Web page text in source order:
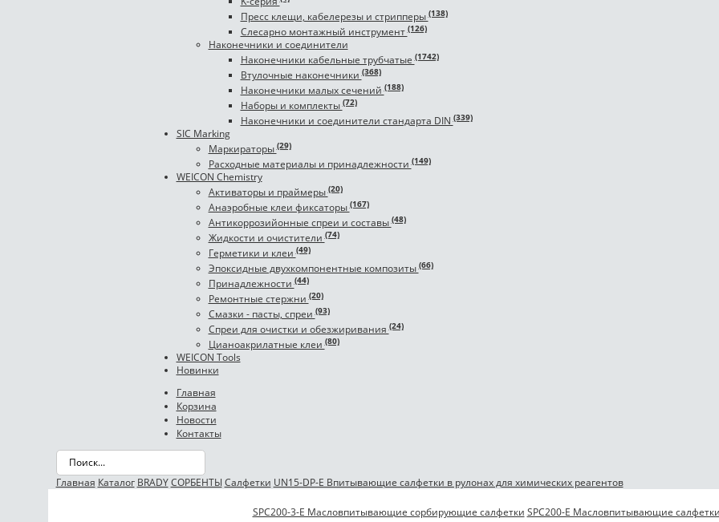
Пресс клещи, кабелерезы и стрипперы(138)
Слесарно монтажный инструмент(126)
Наконечники и соединители
Наконечники кабельные трубчатые(1742)
Втулочные наконечники(368)
Наконечники малых сечений(188)
Наборы и комплекты(72)
Наконечники и соединители стандарта DIN(339)
SIC Marking
Маркираторы(29)
Расходные материалы и принадлежности(149)
WEICON Chemistry
Активаторы и праймеры(20)
Анаэробные клеи фиксаторы(167)
Антикоррозийонные спреи и составы(48)
Жидкости и очистители(74)
Герметики и клеи(49)
Эпоксидные двухкомпонентные композиты(66)
Принадлежности(44)
Ремонтные стержни(20)
Смазки - пасты, спреи(93)
Спреи для очистки и обезжиривания(24)
Цианоакрилатные клеи(80)
WEICON Tools
Новинки
Главная
Корзина
Новости
Контакты
Главная Каталог BRADY СОРБЕНТЫ Салфетки UN15-DP-E Впитывающие салфетки в рулонах для химических реагентов
SPC200-3-E Масловпитывающие сорбирующие салфетки SPC200-E Масловпитывающие